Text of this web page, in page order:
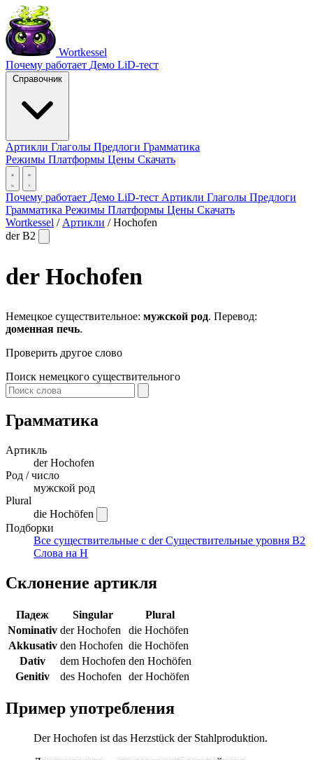
Wortkessel
Почему работает Демо LiD-тест
Справочник
Артикли Глаголы Предлоги Грамматика
Режимы Платформы Цены Скачать
Почему работает Демо LiD-тест Артикли Глаголы Предлоги
Грамматика Режимы Платформы Цены Скачать
Wortkessel / Артикли / Hochofen
derB2
derHochofen
Немецкое существительное: мужской род. Перевод:
доменная печь.
Проверить другое слово
Поиск немецкого существительного
Грамматика
Артикль
derHochofen
Род / число
мужской род
Plural
die Hochöfen
Подборки
Все существительные с derСуществительные уровня B2
Слова на H
Склонение артикля
Падеж Singular
Plural
Nominativ der Hochofen
die Hochöfen
Akkusativ den Hochofen die Hochöfen
Dativ
dem Hochofen den Hochöfen
Genitiv
des Hochofen der Hochöfen
Пример употребления
Der Hochofen ist das Herzstück der Stahlproduktion.